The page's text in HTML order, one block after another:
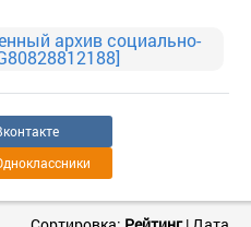
архив социально-